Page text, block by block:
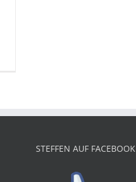
STEFFEN AUF FACEBOOK